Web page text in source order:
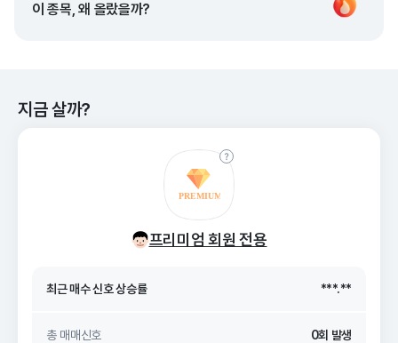
이 종목, 왜 올랐을까?
지금 살까?
프리미엄 회원 전용
26. 08/07
최근 매수 신호 상승률 ***.**
최근 매수 신호 ***.**
총 매매신호
0회 발생